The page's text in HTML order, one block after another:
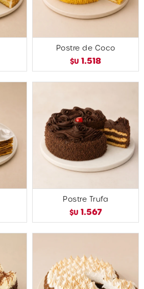
Postre de Coco
$U 1.518
Postre Trufa
$U 1.567